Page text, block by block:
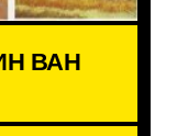
ВАН